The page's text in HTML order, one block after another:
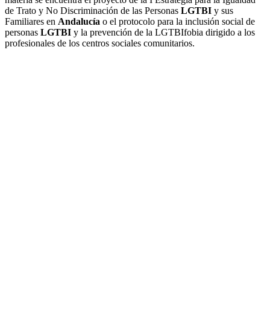
de Trato y No Discriminación de las Personas LGTBI y sus
Familiares en Andalucía o el protocolo para la inclusión social de
personas LGTBI y la prevención de la LGTBIfobia dirigido a los
profesionales de los centros sociales comunitarios.